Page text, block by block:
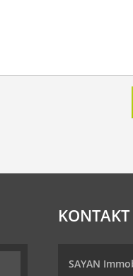
KONTAKT
SAYAN